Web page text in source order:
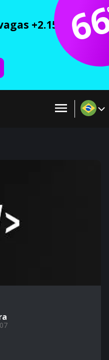
+2.150 cursos